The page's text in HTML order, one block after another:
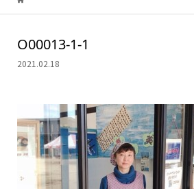
O00013-1-1
2021.02.18